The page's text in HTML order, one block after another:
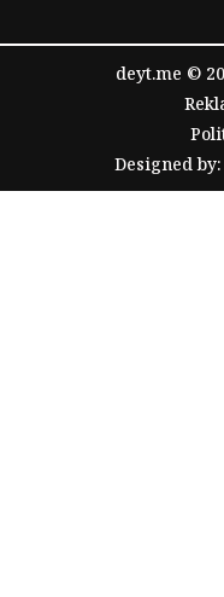
deyt.me ©
Designed